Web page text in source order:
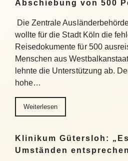
Abschiebung von 500
Die Zentrale
wollte für die Stadt Köln die
Reisedokumente für 500
Menschen aus
lehnte die Unterstützung ab.
hohe…
Weiterlesen
Klinikum Gütersloh:
Umständen